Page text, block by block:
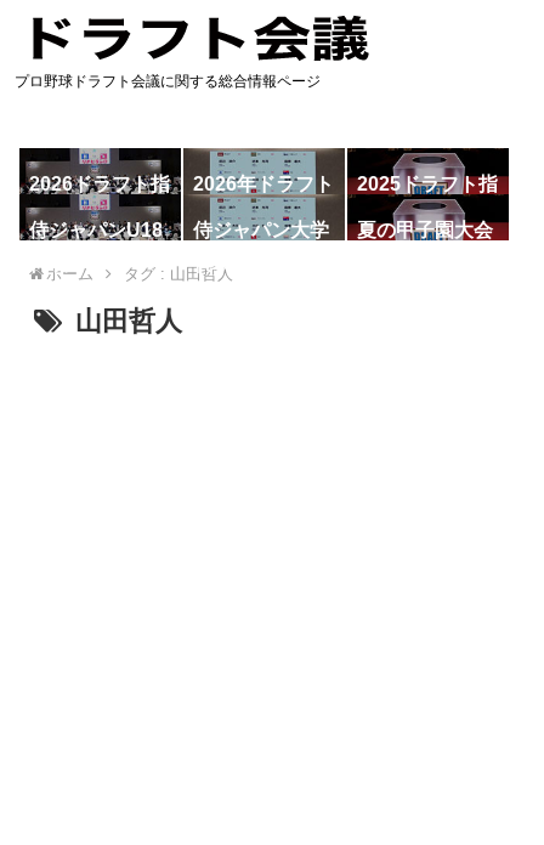
プロ野球ドラフト会議に関する総合情報ページ
2026ドラフト指
名予想
2026年ドラフト
候補
2025ドラフト指
名一覧
侍ジャパンU18
代表
侍ジャパン大学
代表
夏の甲子園大会
ホーム タグ : 山田哲人
山田哲人